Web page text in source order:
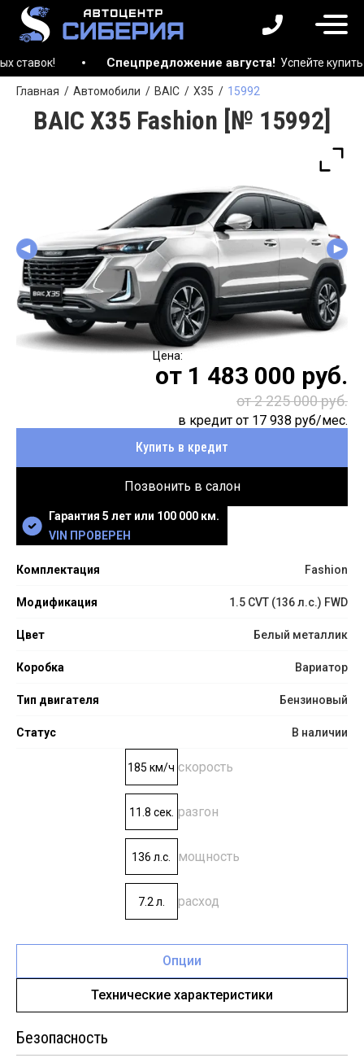
Спецпредложение августа!Успейте купить
Главная Автомобили BAIC X35 15992
BAIC X35 Fashion [№ 15992]
Гарантия 5 лет или 100 000 км.
VIN ПРОВЕРЕН
Комплектация Fashion
Модификация 1.5 CVT (136 л.с.) FWD
Цвет Белый металлик
Коробка Вариатор
Тип двигателя Бензиновый
Статус В наличии
185 км/ч скорость
11.8 сек. разгон
136 л.с. мощность
7.2 л. расход
от 1 483 000 руб.
от 2 225 000 руб.
в кредит от 17 938 руб/мес.
Купить в кредит
Позвонить в салон
Опции
Технические характеристики
Безопасность